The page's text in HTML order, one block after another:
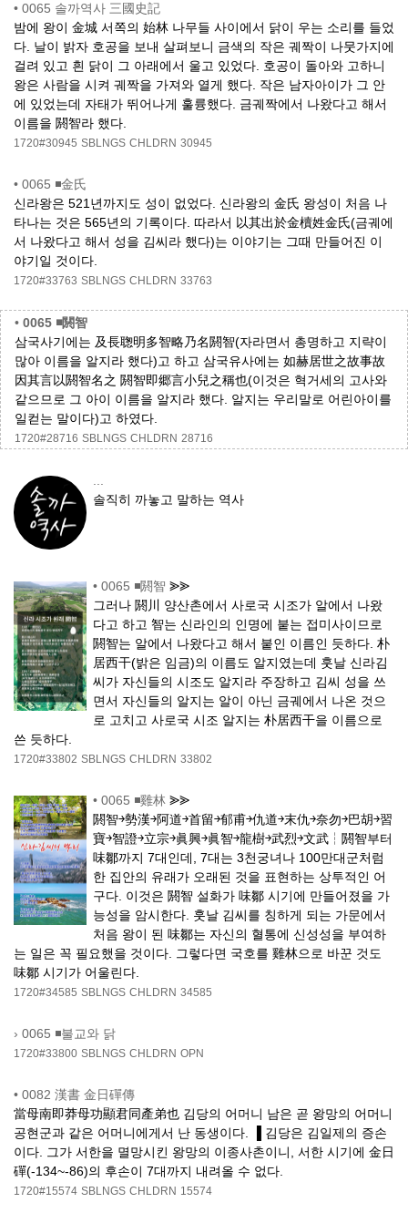
• 0065 솔까역사 三國史記
밤에 왕이 金城 서쪽의 始林 나무들 사이에서 닭이 우는 소리를 들었
다. 날이 밝자 호공을 보내 살펴보니 금색의 작은 궤짝이 나뭇가지에
걸려 있고 흰 닭이 그 아래에서 울고 있었다. 호공이 돌아와 고하니
왕은 사람을 시켜 궤짝을 가져와 열게 했다. 작은 남자아이가 그 안
에 있었는데 자태가 뛰어나게 훌륭했다. 금궤짝에서 나왔다고 해서
이름을 閼智라 했다.
1720#30945 SBLNGS CHLDRN 30945
• 0065 ◾金氏
신라왕은 521년까지도 성이 없었다. 신라왕의 金氏 왕성이 처음 나
타나는 것은 565년의 기록이다. 따라서 以其出於金櫝姓金氏(금궤에
서 나왔다고 해서 성을 김씨라 했다)는 이야기는 그때 만들어진 이
야기일 것이다.
1720#33763 SBLNGS CHLDRN 33763
• 0065 ◾閼智
삼국사기에는 及長聦明多智略乃名閼智(자라면서 총명하고 지략이
많아 이름을 알지라 했다)고 하고 삼국유사에는 如赫居世之故事故
因其言以閼智名之 閼智即郷言小兒之稱也(이것은 혁거세의 고사와
같으므로 그 아이 이름을 알지라 했다. 알지는 우리말로 어린아이를
일컫는 말이다)고 하였다.
1720#28716 SBLNGS CHLDRN 28716
...
솔직히 까놓고 말하는 역사
• 0065 ◾閼智 ⪢⪢
그러나 閼川 양산촌에서 사로국 시조가 알에서 나왔
다고 하고 智는 신라인의 인명에 붙는 접미사이므로
閼智는 알에서 나왔다고 해서 붙인 이름인 듯하다. 朴
居西干(밝은 임금)의 이름도 알지였는데 훗날 신라김
씨가 자신들의 시조도 알지라 주장하고 김씨 성을 쓰
면서 자신들의 알지는 알이 아닌 금궤에서 나온 것으
로 고치고 사로국 시조 알지는 朴居西干을 이름으로
쓴 듯하다.
1720#33802 SBLNGS CHLDRN 33802
• 0065 ◾雞林 ⪢⪢
閼智￫勢漢￫阿道￫首留￫郁甫￫仇道￫末仇￫奈勿￫巴胡￫習
寶￫智證￫立宗￫眞興￫眞智￫龍樹￫武烈￫文武┆閼智부터
味鄒까지 7대인데, 7대는 3천궁녀나 100만대군처럼
한 집안의 유래가 오래된 것을 표현하는 상투적인 어
구다. 이것은 閼智 설화가 味鄒 시기에 만들어졌을 가
능성을 암시한다. 훗날 김씨를 칭하게 되는 가문에서
처음 왕이 된 味鄒는 자신의 혈통에 신성성을 부여하
는 일은 꼭 필요했을 것이다. 그렇다면 국호를 雞林으로 바꾼 것도
味鄒 시기가 어울린다.
1720#34585 SBLNGS CHLDRN 34585
› 0065 ◾불교와 닭
1720#33800 SBLNGS CHLDRN OPN
• 0082 漢書 金日磾傳
當母南即莽母功顯君同產弟也 김당의 어머니 남은 곧 왕망의 어머니
공현군과 같은 어머니에게서 난 동생이다. ▐ 김당은 김일제의 증손
이다. 그가 서한을 멸망시킨 왕망의 이종사촌이니, 서한 시기에 金日
磾(-134~-86)의 후손이 7대까지 내려올 수 없다.
1720#15574 SBLNGS CHLDRN 15574